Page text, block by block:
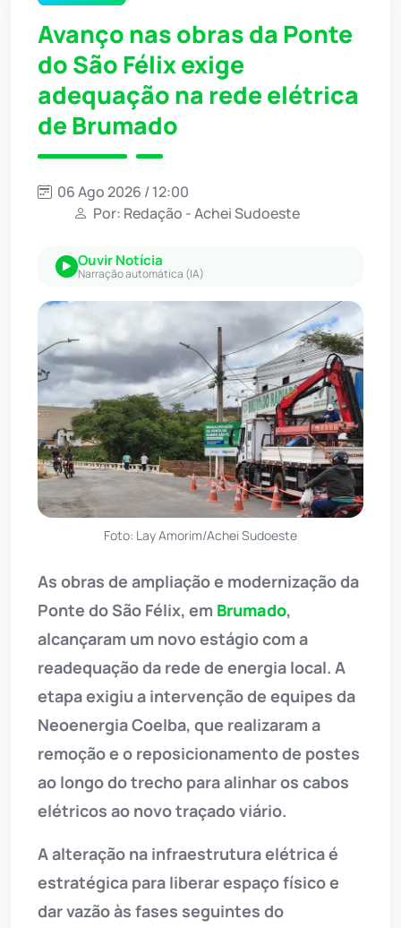
Avanço nas obras da Ponte
do São Félix exige
adequação na rede elétrica
de Brumado
06 Ago 2026 / 12:00
Por: Redação - Achei Sudoeste
Ouvir Notícia
Narração automática (IA)
Foto: Lay Amorim/Achei Sudoeste
As obras de ampliação e modernização da
Ponte do São Félix, em Brumado,
alcançaram um novo estágio com a
readequação da rede de energia local. A
etapa exigiu a intervenção de equipes da
Neoenergia Coelba, que realizaram a
remoção e o reposicionamento de postes
ao longo do trecho para alinhar os cabos
elétricos ao novo traçado viário.
A alteração na infraestrutura elétrica é
estratégica para liberar espaço físico e
dar vazão às fases seguintes do